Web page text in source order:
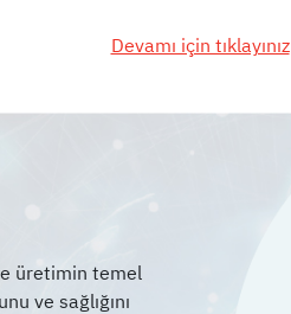
Devamı için tıklayınız
üretimin temel
ve sağlığını